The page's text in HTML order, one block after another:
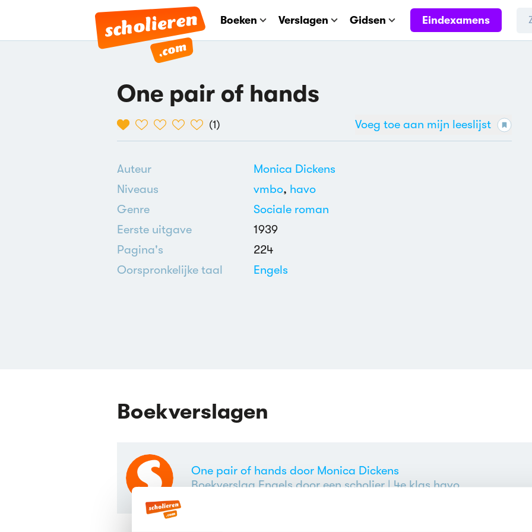
Boeken Verslagen Gidsen Eindexamens
One pair of hands
(1) Voeg toe aan mijn leeslijst
Auteur
Monica Dickens
Niveaus
vmbo, havo
Genre
Sociale roman
Eerste uitgave
1939
Pagina's
224
Oorspronkelijke taal
Engels
Boekverslagen
One pair of hands door Monica Dickens
Boekverslag Engels door een scholier| 4e klas havo